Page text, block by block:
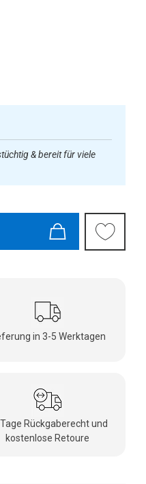
& bereit für viele
in 3-5 Werktagen
Rückgaberecht und
kostenlose Retoure